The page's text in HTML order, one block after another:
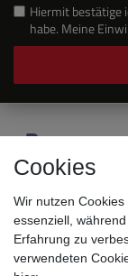
Hiermit bestätige
habe. Meine
Cookies
Wir nutzen
essenziell,
Erfahrung zu
verwendeten